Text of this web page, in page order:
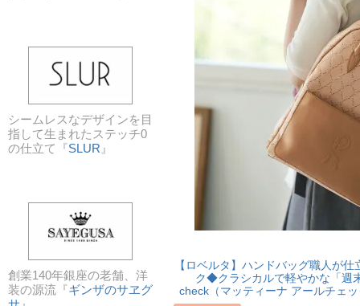
シームレスなデザインを目
指して生まれたステッチ0
の仕立て『SLUR 』
創業140年銀座の老舗、洋
装の源流『ギンザのサヱグ
【ロベルタ】ハンドバッグ職人が
ク◆クラシカルで軽やかな「週
check（マッティーナ アールチェ